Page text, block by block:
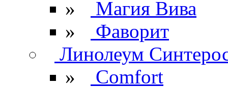
»
Магия Вива
»
Фаворит
Линолеум
»
Comfort